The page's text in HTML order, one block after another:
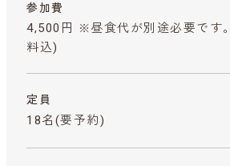
参加費
4,500円 ※昼食代が別途必要です。
料込)
定員
18名(要予約)